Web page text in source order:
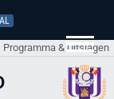
Programma & Uitslagen